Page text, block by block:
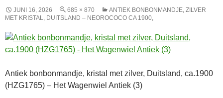
JUNI 16, 2026 685 × 870
ANTIEK BONBONMANDJE, ZILVER
MET KRISTAL, DUITSLAND – NEOROCOCO CA 1900,
Antiek bonbonmandje, kristal met zilver, Duitsland, ca.1900
(HZG1765) – Het Wagenwiel Antiek (3)